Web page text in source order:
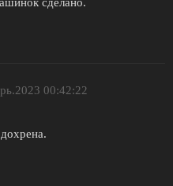
сделано.
00:42:22